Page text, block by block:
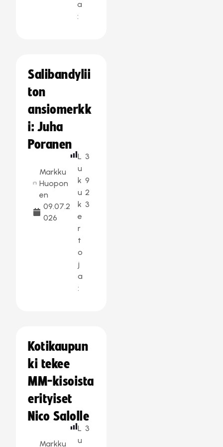
a
:
Salibandylii
ton
ansiomerkk
i: Juha
Poranen
Markku
Huopon
en
09.07.2
026
L
u
k
u
k
e
r
t
o
j
a
:
3
9
2
3
Kotikaupun
ki tekee
MM-kisoista
erityiset
Nico Salolle
Markku
L
u
3